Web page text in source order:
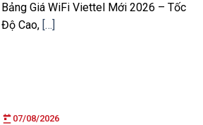
Bảng Giá WiFi Viettel Mới 2026 – Tốc
Độ Cao, […]
07/08/2026